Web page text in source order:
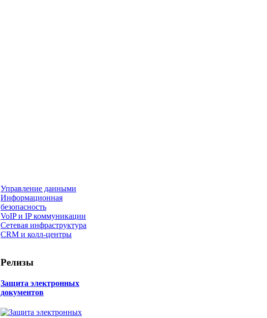
Управление данными
Информационная
безопасность
VoIP и IP коммуникации
Сетевая инфраструктура
CRM и колл-центры
Релизы
Защита электронных
документов